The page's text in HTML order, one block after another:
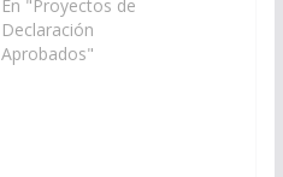
Seguridad y Justicia, y
asimismo de la
Jefatura de Policía,
En "Proyectos de
Declaración
Aprobados"